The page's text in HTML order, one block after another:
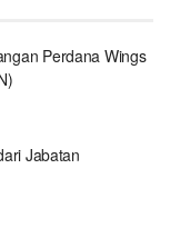
Perdana Wings
Jabatan